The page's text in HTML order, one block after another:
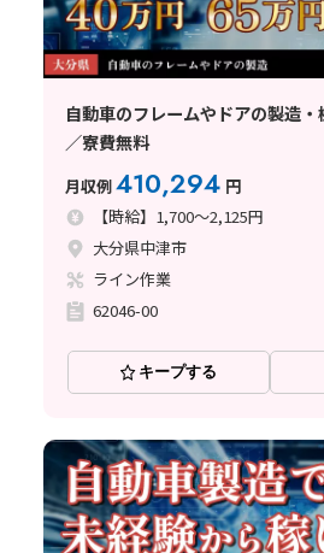
自動車のフレームやドアの製造
／寮費無料
月収例410,294 円
【時給】1,700～2,125円
大分県中津市
ライン作業
62046-00
キープする